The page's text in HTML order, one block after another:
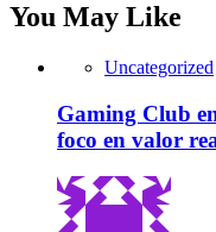
You May Like
Uncategorized
Gaming Club
foco en valor